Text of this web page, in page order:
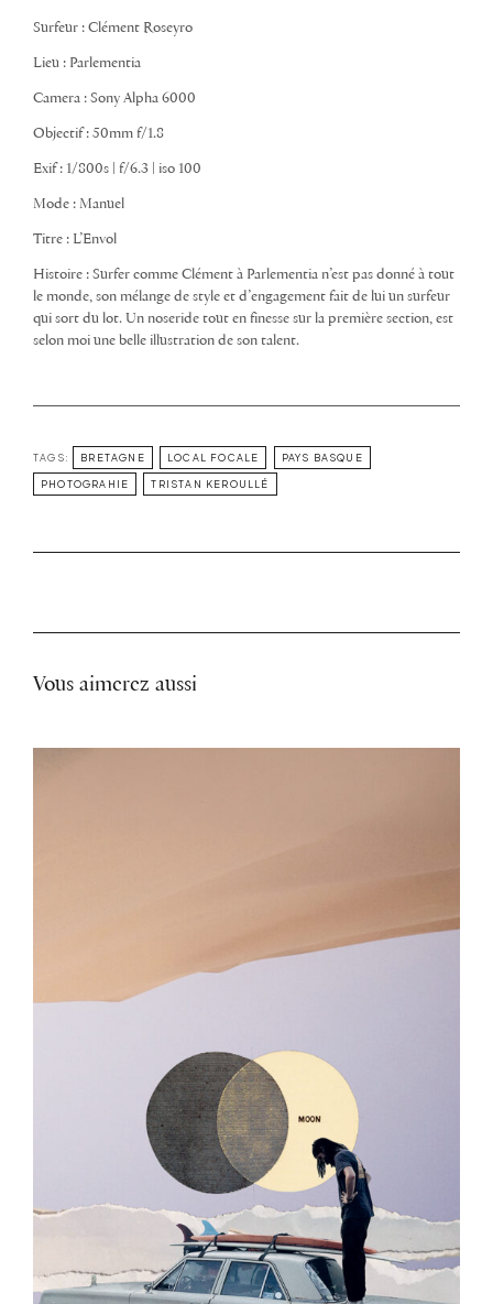
Surfeur : Clément Roseyro
Lieu : Parlementia
Camera : Sony Alpha 6000
Objectif : 50mm f/1.8
Exif : 1/800s | f/6.3 | iso 100
Mode : Manuel
Titre : L’Envol
Histoire : Surfer comme Clément à Parlementia n’est pas donné à tout
le monde, son mélange de style et d’engagement fait de lui un surfeur
qui sort du lot. Un noseride tout en finesse sur la première section, est
selon moi une belle illustration de son talent.
TAGS: BRETAGNE LOCAL FOCALE PAYS BASQUE
PHOTOGRAHIE TRISTAN KEROULLÉ
Vous aimerez aussi